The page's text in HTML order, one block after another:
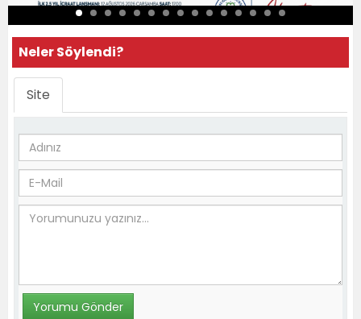
Neler Söylendi?
Site